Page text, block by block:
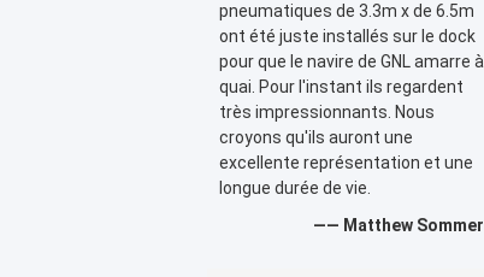
pneumatiques de 3.3m x de 6.5m
ont été juste installés sur le dock
pour que le navire de GNL amarre à
quai. Pour l'instant ils regardent
très impressionnants. Nous
croyons qu'ils auront une
excellente représentation et une
longue durée de vie.
—— Matthew Sommer